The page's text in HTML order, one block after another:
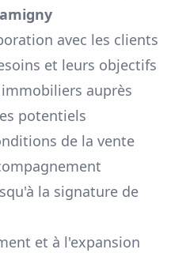
avec les clients
et leurs objectifs
auprès
potentiels
de la vente
la signature de
et à l'expansion